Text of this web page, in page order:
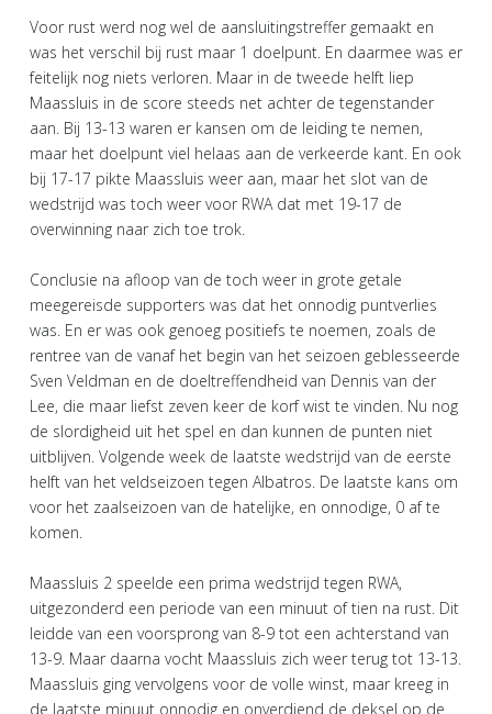
Voor rust werd nog wel de aansluitingstreffer gemaakt en
was het verschil bij rust maar 1 doelpunt. En daarmee was er
feitelijk nog niets verloren. Maar in de tweede helft liep
Maassluis in de score steeds net achter de tegenstander
aan. Bij 13-13 waren er kansen om de leiding te nemen,
maar het doelpunt viel helaas aan de verkeerde kant. En ook
bij 17-17 pikte Maassluis weer aan, maar het slot van de
wedstrijd was toch weer voor RWA dat met 19-17 de
overwinning naar zich toe trok.
Conclusie na afloop van de toch weer in grote getale
meegereisde supporters was dat het onnodig puntverlies
was. En er was ook genoeg positiefs te noemen, zoals de
rentree van de vanaf het begin van het seizoen geblesseerde
Sven Veldman en de doeltreffendheid van Dennis van der
Lee, die maar liefst zeven keer de korf wist te vinden. Nu nog
de slordigheid uit het spel en dan kunnen de punten niet
uitblijven. Volgende week de laatste wedstrijd van de eerste
helft van het veldseizoen tegen Albatros. De laatste kans om
voor het zaalseizoen van de hatelijke, en onnodige, 0 af te
komen.
Maassluis 2 speelde een prima wedstrijd tegen RWA,
uitgezonderd een periode van een minuut of tien na rust. Dit
leidde van een voorsprong van 8-9 tot een achterstand van
13-9. Maar daarna vocht Maassluis zich weer terug tot 13-13.
Maassluis ging vervolgens voor de volle winst, maar kreeg in
de laatste minuut onnodig en onverdiend de deksel op de